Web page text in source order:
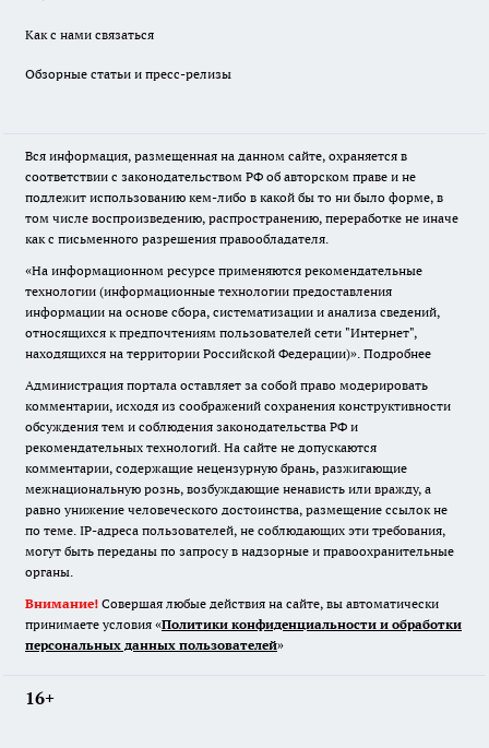
Как с нами связаться
Обзорные статьи и пресс-релизы
Вся информация, размещенная на данном сайте, охраняется в
соответствии с законодательством РФ об авторском праве и не
подлежит использованию кем-либо в какой бы то ни было форме, в
том числе воспроизведению, распространению, переработке не иначе
как с письменного разрешения правообладателя.
«На информационном ресурсе применяются рекомендательные
технологии (информационные технологии предоставления
информации на основе сбора, систематизации и анализа сведений,
относящихся к предпочтениям пользователей сети "Интернет",
находящихся на территории Российской Федерации)». Подробнее
Администрация портала оставляет за собой право модерировать
комментарии, исходя из соображений сохранения конструктивности
обсуждения тем и соблюдения законодательства РФ и
рекомендательных технологий. На сайте не допускаются
комментарии, содержащие нецензурную брань, разжигающие
межнациональную рознь, возбуждающие ненависть или вражду, а
равно унижение человеческого достоинства, размещение ссылок не
по теме. IP-адреса пользователей, не соблюдающих эти требования,
могут быть переданы по запросу в надзорные и правоохранительные
органы.
Внимание! Совершая любые действия на сайте, вы автоматически
принимаете условия «Политики конфиденциальности и обработки
персональных данных пользователей»
16+